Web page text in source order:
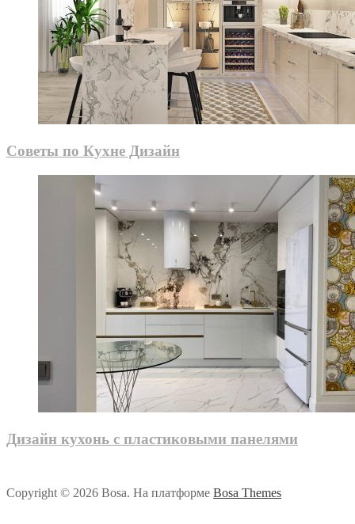
Советы по Кухне Дизайн
Дизайн кухонь с пластиковыми панелями
Copyright © 2026 Bosa. На платформе Bosa Themes